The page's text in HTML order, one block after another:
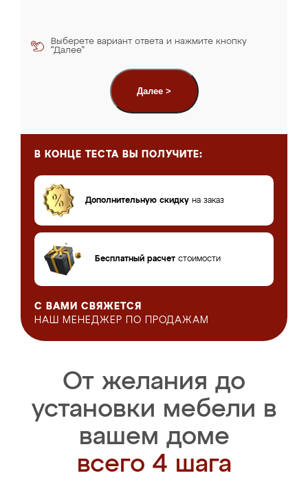
Выберете вариант ответа и нажмите кнопку
“Далее”
Далее >
В КОНЦЕ ТЕСТА ВЫ ПОЛУЧИТЕ:
Дополнительную скидку на заказ
Бесплатный расчет стоимости
С ВАМИ СВЯЖЕТСЯ
НАШ МЕНЕДЖЕР
ПО ПРОДАЖАМ
От желания до
установки мебели в
вашем доме
всего 4 шага